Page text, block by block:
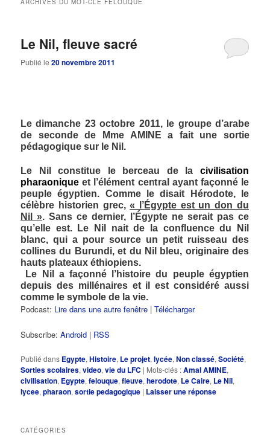
ARCHIVES DU MOT-CLÉ FELOUQUE
Le Nil, fleuve sacré
Publié le20 novembre 2011
Le dimanche 23 octobre 2011, le groupe d’arabe
de seconde de Mme AMINE a fait une sortie
pédagogique sur le Nil.
Le Nil constitue le berceau de la civilisation
pharaonique et l’élément central ayant façonné le
peuple égyptien. Comme le disait Hérodote, le
célèbre historien grec,« l’Égypte est un don du
Nil ». Sans ce dernier, l’Égypte ne serait pas ce
qu’elle est. Le Nil nait de la confluence du Nil
blanc, qui a pour source un petit ruisseau des
collines du Burundi, et du Nil bleu, originaire des
hauts plateaux éthiopiens.
Le Nil a façonné l’histoire du peuple égyptien
depuis des millénaires et il est considéré aussi
comme le symbole de la vie.
Podcast: Lire dans une autre fenêtre |Télécharger
Subscribe:Android | RSS
Publié dans Egypte,Histoire, Le projet,lycée,Non classé,Société,
Sorties scolaires,video,vie du LFC | Mots-clés :Amal AMINE,
civilisation, Egypte,felouque,fleuve,herodote, Le Caire, Le Nil,
lycee,pharaon,sortie pedagogique | Laisser une réponse
CATÉGORIES